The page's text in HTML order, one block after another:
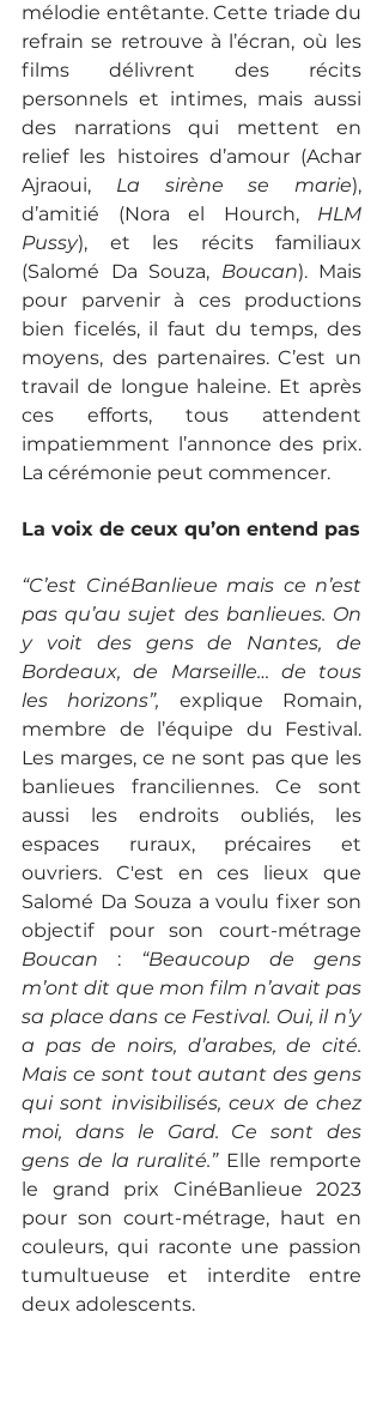
mélodie entêtante. Cette triade du
refrain se retrouve à l’écran, où les
films délivrent des récits
personnels et intimes, mais aussi
des narrations qui mettent en
relief les histoires d’amour (Achar
Ajraoui, La sirène se marie),
d’amitié (Nora el Hourch, HLM
Pussy), et les récits familiaux
(Salomé Da Souza, Boucan). Mais
pour parvenir à ces productions
bien ficelés, il faut du temps, des
moyens, des partenaires. C’est un
travail de longue haleine. Et après
ces efforts, tous attendent
impatiemment l’annonce des prix.
La cérémonie peut commencer.
La voix de ceux qu’on entend pas
“C’est CinéBanlieue mais ce n’est
pas qu’au sujet des banlieues. On
y voit des gens de Nantes, de
Bordeaux, de Marseille… de tous
les horizons”, explique Romain,
membre de l’équipe du Festival.
Les marges, ce ne sont pas que les
banlieues franciliennes. Ce sont
aussi les endroits oubliés, les
espaces ruraux, précaires et
ouvriers. C'est en ces lieux que
Salomé Da Souza a voulu fixer son
Boucan : “Beaucoup de gens
m’ont dit que mon film n’avait pas
sa place dans ce Festival. Oui, il n’y
a pas de noirs, d’arabes, de cité.
Mais ce sont tout autant des gens
qui sont invisibilisés, ceux de chez
moi, dans le Gard. Ce sont des
gens de la ruralité.” Elle remporte
le grand prix CinéBanlieue 2023
pour son court-métrage, haut en
couleurs, qui raconte une passion
tumultueuse et interdite entre
deux adolescents.